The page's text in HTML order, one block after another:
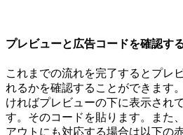
プレビューと広告コードを確認す
これまでの流れを完了するとプレ
れるかを確認することができます
ければプレビューの下に表示され
す。そのコードを貼ります。また
アウトにも対応する場合は以下の